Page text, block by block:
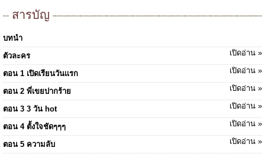
สารบัญ
บทนำ
ตัวละคร
เปิดอ่าน »
ตอน 1 เปิดเรียนวันเเรก เปิดอ่าน »
ตอน 2 พี่เขยปากร้าย เปิดอ่าน »
ตอน 3 3 วัน hot เปิดอ่าน »
ตอน 4 ตั้งใจชัดๆๆๆ เปิดอ่าน »
ตอน 5 ความลับ เปิดอ่าน »